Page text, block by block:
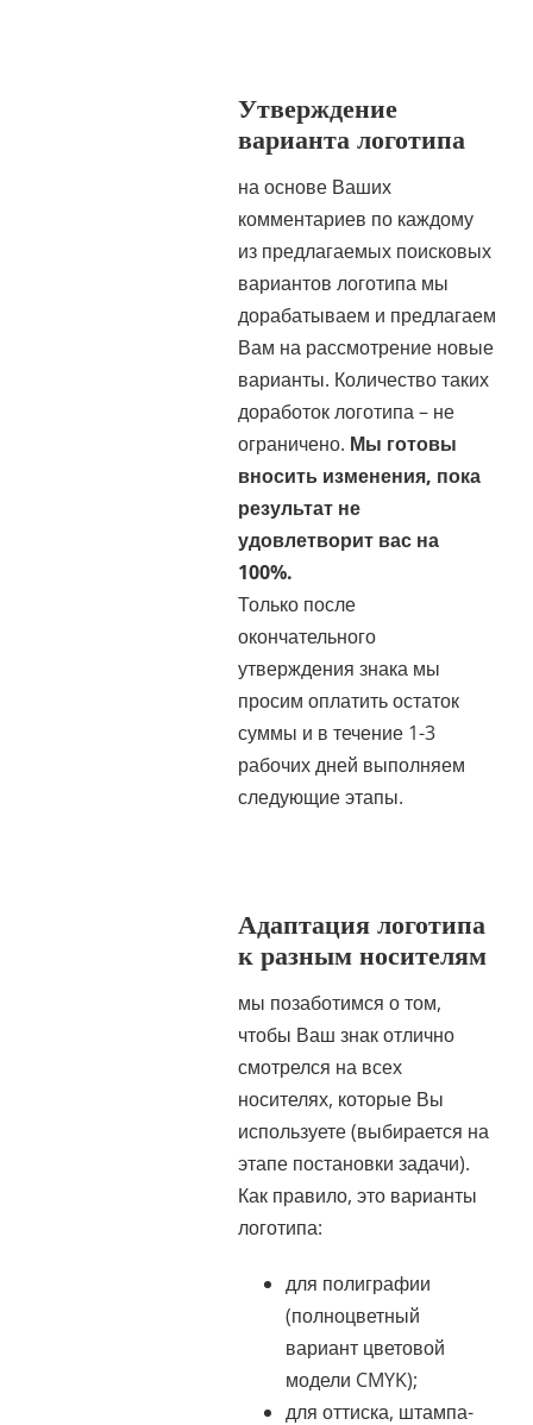
Утверждение
варианта логотипа
на основе Ваших
комментариев по каждому
из предлагаемых поисковых
вариантов логотипа мы
дорабатываем и предлагаем
Вам на рассмотрение новые
варианты. Количество таких
доработок логотипа – не
ограничено. Мы готовы
вносить изменения, пока
результат не
удовлетворит вас на
100%.
Только после
окончательного
утверждения знака мы
просим оплатить остаток
суммы и в течение 1-3
рабочих дней выполняем
следующие этапы.
Адаптация логотипа
к разным носителям
мы позаботимся о том,
чтобы Ваш знак отлично
смотрелся на всех
носителях, которые Вы
используете (выбирается на
этапе постановки задачи).
Как правило, это варианты
логотипа:
для полиграфии
(полноцветный
вариант цветовой
модели CMYK);
для оттиска, штампа-